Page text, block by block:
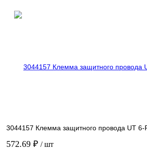
3044157 Клемма защитного провода UT 6-
572.69 ₽ / шт